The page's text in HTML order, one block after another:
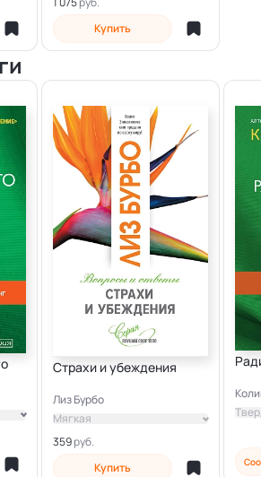
Купить
Страхи и убеждения
Лиз Бурбо
359
Мягкая
Купить